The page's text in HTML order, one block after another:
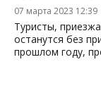
07 марта 2023 12:39
Туристы,
останутся без
прошлом году,